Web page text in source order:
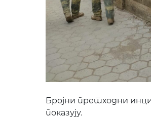
Бројни претходни
показују.